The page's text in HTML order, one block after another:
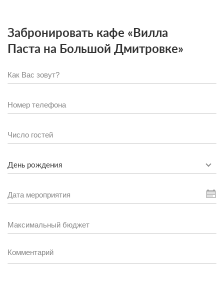
Забронировать кафе «Вилла
Паста на Большой Дмитровке»
День рождения